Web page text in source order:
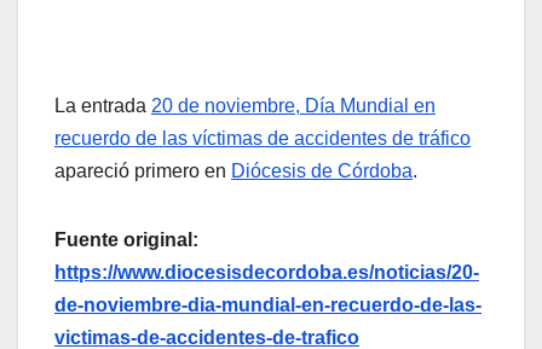
La entrada 20 de noviembre, Día Mundial en
recuerdo de las víctimas de accidentes de tráfico
apareció primero en Diócesis de Córdoba.
Fuente original:
https://www.diocesisdecordoba.es/noticias/20-
de-noviembre-dia-mundial-en-recuerdo-de-las-
victimas-de-accidentes-de-trafico